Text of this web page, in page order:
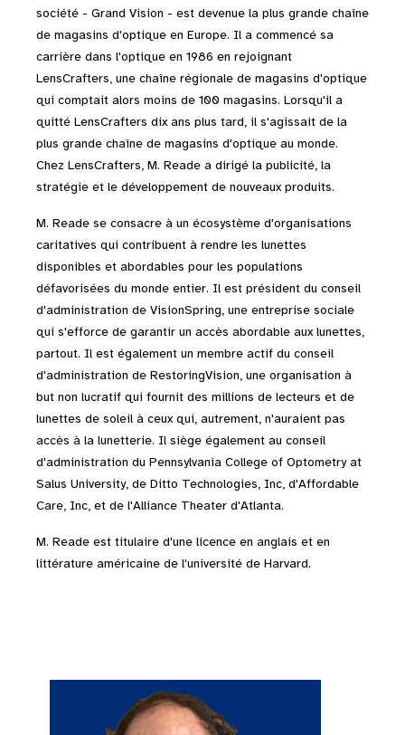
société - Grand Vision - est devenue la plus grande chaîne
de magasins d'optique en Europe. Il a commencé sa
carrière dans l'optique en 1986 en rejoignant
LensCrafters, une chaîne régionale de magasins d'optique
qui comptait alors moins de 100 magasins. Lorsqu'il a
quitté LensCrafters dix ans plus tard, il s'agissait de la
plus grande chaîne de magasins d'optique au monde.
Chez LensCrafters, M. Reade a dirigé la publicité, la
stratégie et le développement de nouveaux produits.
M. Reade se consacre à un écosystème d'organisations
caritatives qui contribuent à rendre les lunettes
disponibles et abordables pour les populations
défavorisées du monde entier. Il est président du conseil
d'administration de VisionSpring, une entreprise sociale
qui s'efforce de garantir un accès abordable aux lunettes,
partout. Il est également un membre actif du conseil
d'administration de RestoringVision, une organisation à
but non lucratif qui fournit des millions de lecteurs et de
lunettes de soleil à ceux qui, autrement, n'auraient pas
accès à la lunetterie. Il siège également au conseil
d'administration du Pennsylvania College of Optometry at
Salus University, de Ditto Technologies, Inc, d'Affordable
Care, Inc, et de l'Alliance Theater d'Atlanta.
M. Reade est titulaire d'une licence en anglais et en
littérature américaine de l'université de Harvard.